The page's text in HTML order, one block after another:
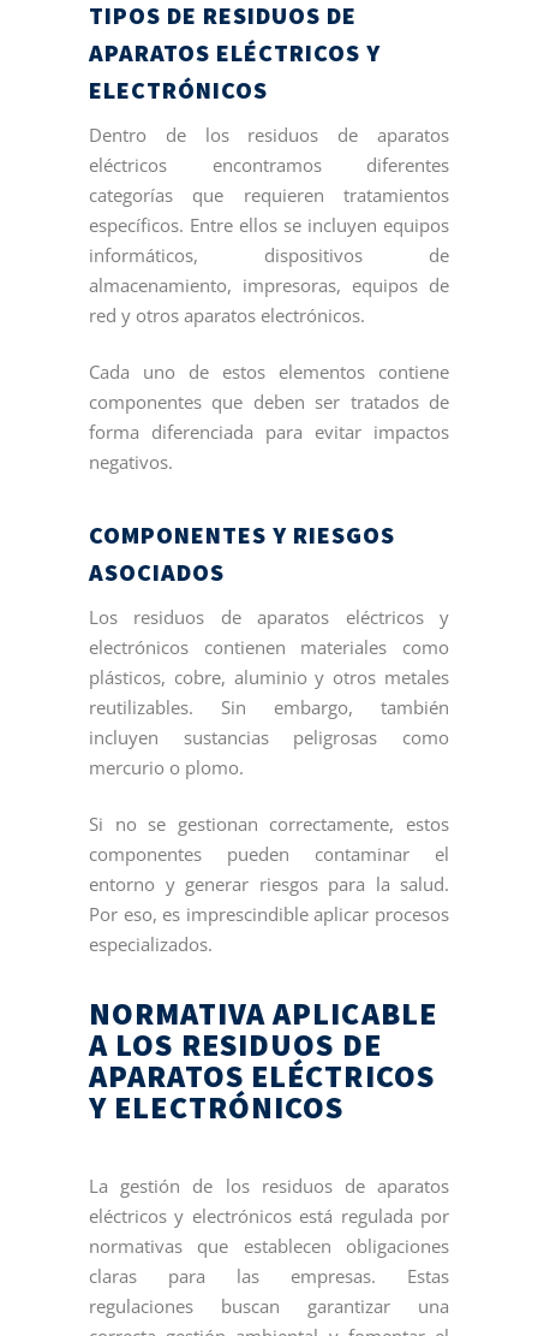
TIPOS DE RESIDUOS DE
APARATOS ELÉCTRICOS Y
ELECTRÓNICOS
Dentro de los residuos de aparatos
eléctricos encontramos diferentes
categorías que requieren tratamientos
específicos. Entre ellos se incluyen equipos
informáticos, dispositivos de
almacenamiento, impresoras, equipos de
red y otros aparatos electrónicos.
Cada uno de estos elementos contiene
componentes que deben ser tratados de
forma diferenciada para evitar impactos
negativos.
COMPONENTES Y RIESGOS
ASOCIADOS
Los residuos de aparatos eléctricos y
electrónicos contienen materiales como
plásticos, cobre, aluminio y otros metales
reutilizables. Sin embargo, también
incluyen sustancias peligrosas como
mercurio o plomo.
Si no se gestionan correctamente, estos
componentes pueden contaminar el
entorno y generar riesgos para la salud.
Por eso, es imprescindible aplicar procesos
especializados.
NORMATIVA APLICABLE
A LOS RESIDUOS DE
APARATOS ELÉCTRICOS
Y ELECTRÓNICOS
La gestión de los residuos de aparatos
eléctricos y electrónicos está regulada por
normativas que establecen obligaciones
claras para las empresas. Estas
regulaciones buscan garantizar una